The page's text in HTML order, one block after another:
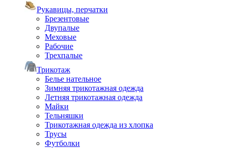
Рукавицы, перчатки
Брезентовые
Двупалые
Меховые
Рабочие
Трехпалые
Трикотаж
Белье нательное
Зимняя трикотажная одежда
Летняя трикотажная одежда
Майки
Тельняшки
Трикотажная одежда из хлопка
Трусы
Футболки